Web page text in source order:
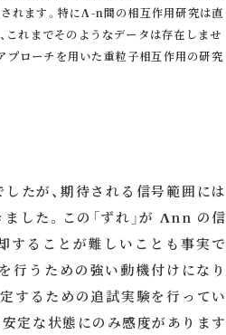
れます。特にΛ-n間の相互作用研究は直
れまでそのようなデータは存在しませ
プローチを用いた重粒子相互作用の研究
たが、期待される信号範囲には
した。この「ずれ」が Λnn の信
することが難しいことも事実で
行うための強い動機付けになり
するための追試実験を行ってい
定な状態にのみ感度があります